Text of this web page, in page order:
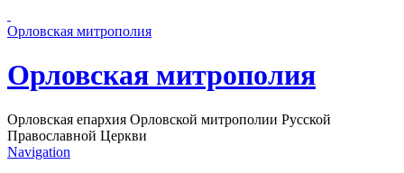
Орловская митрополия
Орловская митрополия
Орловская епархия Орловской митрополии Русской
Православной Церкви
Navigation